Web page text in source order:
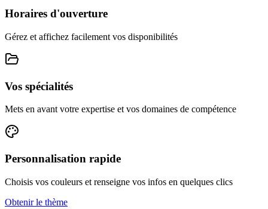
Horaires d'ouverture
Gérez et affichez facilement vos disponibilités
Vos spécialités
Mets en avant votre expertise et vos domaines de compétence
Personnalisation rapide
Choisis vos couleurs et renseigne vos infos en quelques clics
Obtenir le thème